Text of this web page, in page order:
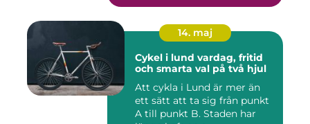
14. maj
Cykel i lund vardag, fritid
och smarta val på två hjul
Att cykla i Lund är mer än
ett sätt att ta sig från punkt
A till punkt B. Staden har